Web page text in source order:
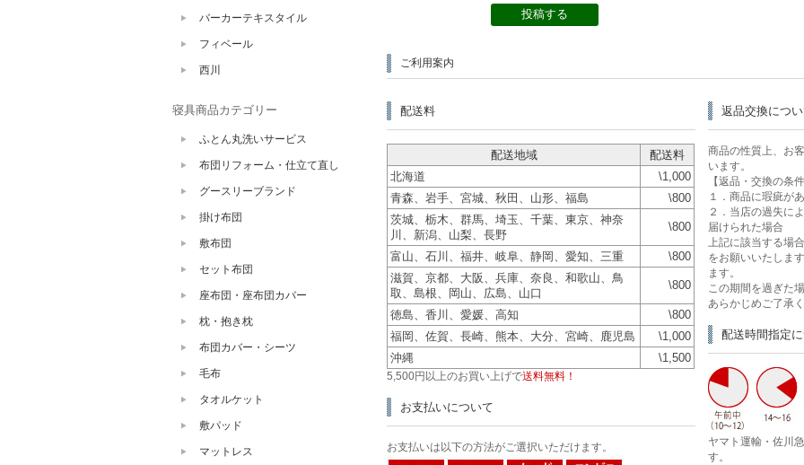
ご利用案内
配送料
配送地域
配送料
北海道
\1,000
青森、岩手、宮城、秋田、山形、福島
\800
茨城、栃木、群馬、埼玉、千葉、東京、神奈
川、新潟、山梨、長野
\800
富山、石川、福井、岐阜、静岡、愛知、三重
\800
滋賀、京都、大阪、兵庫、奈良、和歌山、鳥
取、島根、岡山、広島、山口
\800
徳島、香川、愛媛、高知
\800
福岡、佐賀、長崎、熊本、大分、宮崎、鹿児島
\1,000
沖縄
\1,500
5,500円以上のお買い上げで送料無料！
お支払いについて
お支払いは以下の方法がご選択いただけます。
返品交換につ
商品の性質上、お
います。
【返品・交換の条件
１．商品に瑕疵が
２．当店の過失に
届けられた場合
上記に該当する場
をお願いいたしま
ます。
この期間を過ぎた
あらかじめご了承く
配送時間指定
ヤマト運輸・佐川
す。
バーカーテキスタイル
フィベール
西川
寝具商品カテゴリー
ふとん丸洗いサービス
布団リフォーム・仕立て直し
グースリーブランド
掛け布団
敷布団
セット布団
座布団・座布団カバー
枕・抱き枕
布団カバー・シーツ
毛布
タオルケット
敷パッド
マットレス